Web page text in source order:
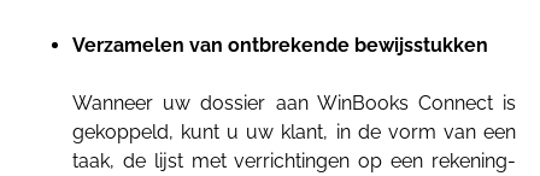
Verzamelen van ontbrekende bewijsstukken
Wanneer uw dossier aan WinBooks Connect is
gekoppeld, kunt u uw klant, in de vorm van een
taak, de lijst met verrichtingen op een rekening-